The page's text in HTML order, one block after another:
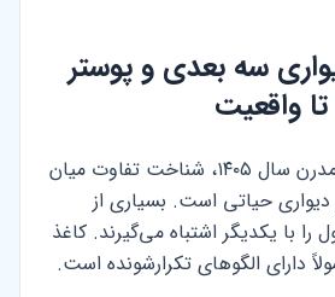
سه بعدی و پوستر
تا واقعیت
در دنیای دکوراسیون مدرن سال ۱۴۰۵، شناخت تفاوت میان
دیواری حیاتی است. بسیاری از
را با یکدیگر اشتباه می‌گیرند. کاغذ
دارای الگوهای تکرارشونده است.